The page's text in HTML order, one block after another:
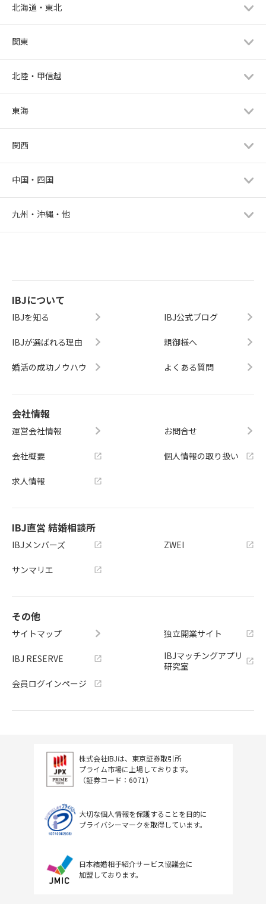
北海道・東北
関東
北陸・甲信越
東海
関西
中国・四国
九州・沖縄・他
IBJについて
IBJを知る
IBJが選ばれる理由
婚活の成功ノウハウ
IBJ公式ブログ
親御様へ
よくある質問
会社情報
運営会社情報
会社概要
求人情報
お問合せ
個人情報の取り扱い
IBJ直営 結婚相談所
IBJメンバーズ
サンマリエ
ZWEI
その他
サイトマップ
IBJ RESERVE
会員ログインページ
独立開業サイト
IBJマッチングアプリ
研究室
株式会社IBJは、東京証券取引所
プライム市場に上場しております。
（証券コード：6071）
大切な個人情報を保護することを目的に
プライバシーマークを取得しています。
日本結婚相手紹介サービス協議会に
加盟しております。